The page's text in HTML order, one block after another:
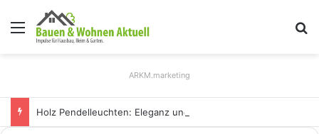
Menü
ARKM.marketing